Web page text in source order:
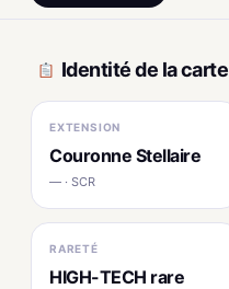
Identité de la carte
EXTENSION
Couronne Stellaire
— · SCR
RARETÉ
HIGH-TECH rare